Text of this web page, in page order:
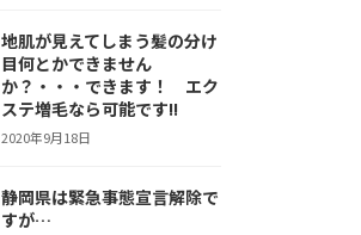
地肌が見えてしまう髪の分け
目何とかできません
か？・・・できます！ エク
ステ増毛なら可能です!!
2020年9月18日
静岡県は緊急事態宣言解除で
すが…